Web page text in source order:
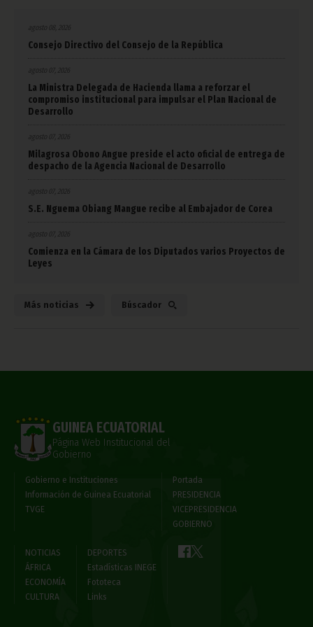
Consejo Directivo del Consejo de la República
agosto 07, 2026
La Ministra Delegada de Hacienda llama a reforzar el
compromiso institucional para impulsar el Plan Nacional de
Desarrollo
agosto 07, 2026
Milagrosa Obono Angue preside el acto oficial de entrega de
despacho de la Agencia Nacional de Desarrollo
agosto 07, 2026
S.E. Nguema Obiang Mangue recibe al Embajador de Corea
agosto 07, 2026
Comienza en la Cámara de los Diputados varios Proyectos de
Leyes
Más noticias Búscador
GUINEA ECUATORIAL
Página Web Institucional del
Gobierno
Gobierno e Instituciones
Información de Guinea Ecuatorial
TVGE
Portada
PRESIDENCIA
VICEPRESIDENCIA
GOBIERNO
NOTICIAS
ÁFRICA
ECONOMÍA
CULTURA
DEPORTES
Estadísticas INEGE
Fototeca
Links